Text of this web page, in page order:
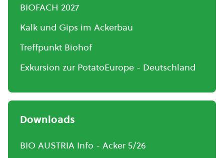
BIOFACH 2027
Kalk und Gips im Ackerbau
Treffpunkt Biohof
Exkursion zur PotatoEurope - Deutschland
Downloads
BIO AUSTRIA Info - Acker 5/26